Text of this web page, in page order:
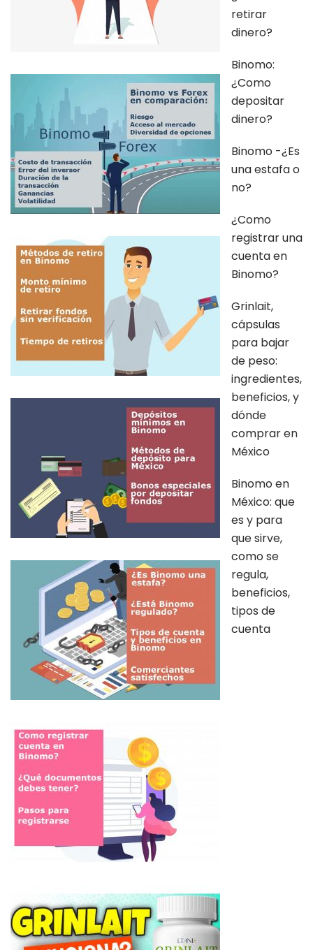
retirar
dinero?
Binomo:
¿Como
depositar
dinero?
Binomo -¿Es
una estafa o
no?
¿Como
registrar una
cuenta en
Binomo?
Grinlait,
cápsulas
para bajar
de peso:
ingredientes,
beneficios, y
dónde
comprar en
México
Binomo en
México: que
es y para
que sirve,
como se
regula,
beneficios,
tipos de
cuenta